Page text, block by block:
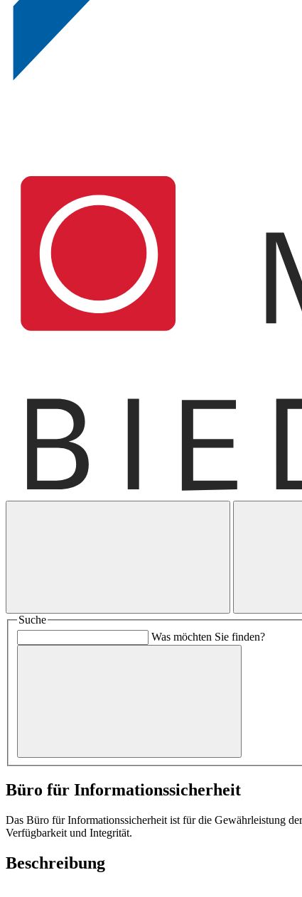
Suche
Was möchten Sie finden?
Büro für Informationssicherheit
Das Büro für Informationssicherheit ist für die Gewährleistung
Verfügbarkeit und Integrität.
Beschreibung